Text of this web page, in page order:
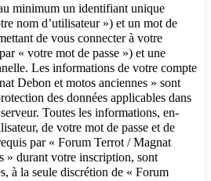
minimum un identifiant unique
nom d’utilisateur ») et un mot de
de vous connecter à votre
« votre mot de passe ») et une
Les informations de votre compte
Debon et motos anciennes » sont
des données applicables dans
Toutes les informations, en-
de votre mot de passe et de
par « Forum Terrot / Magnat
» durant votre inscription, sont
à la seule discrétion de « Forum